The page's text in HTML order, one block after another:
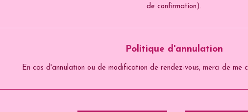
de confirmation).
Politique d'annulation
En cas d'annulation ou de modification de rendez-vous, merci de me